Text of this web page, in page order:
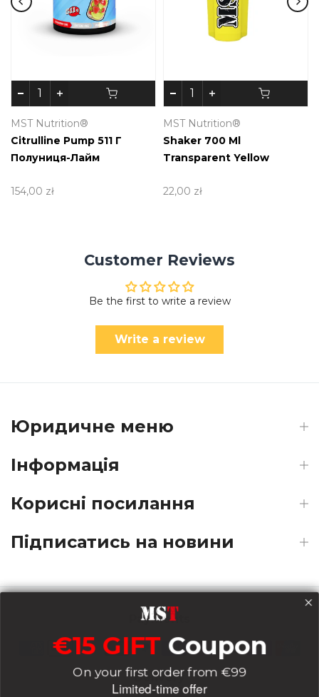
MST Nutrition®
Citrulline Pump 511 Г
Полуниця-Лайм
154,00 zł
MST Nutrition®
Shaker 700 Ml
Transparent Yellow
22,00 zł
Customer Reviews
Be the first to write a review
Write a review
Юридичне меню
Інформація
Корисні посилання
Підписатись на новини
Payments
Delivery
€15 GIFT Coupon
On your first order from €99
Limited-time offer